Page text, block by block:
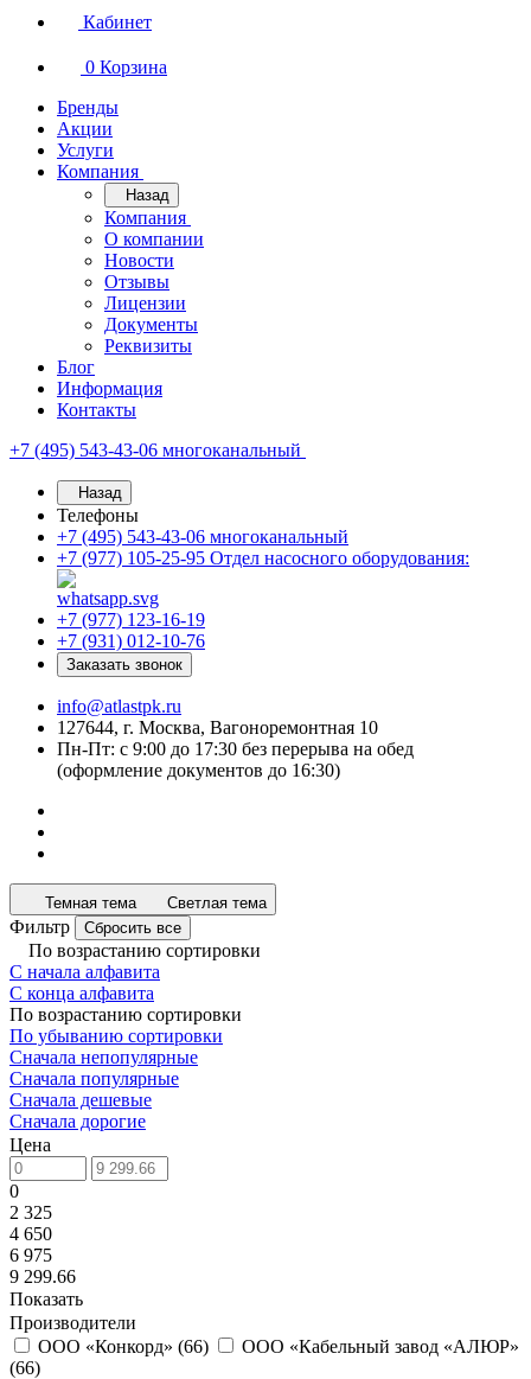
Кабинет
0 Корзина
Бренды
Акции
Услуги
Компания
Назад
Компания
О компании
Новости
Отзывы
Лицензии
Документы
Реквизиты
Блог
Информация
Контакты
+7 (495) 543-43-06 многоканальный
Назад
Телефоны
+7 (495) 543-43-06 многоканальный
+7 (977) 105-25-95 Отдел насосного оборудования:
+7 (977) 123-16-19
+7 (931) 012-10-76
Заказать звонок
info@atlastpk.ru
127644, г. Москва, Вагоноремонтная 10
Пн-Пт: с 9:00 до 17:30 без перерыва на обед
(оформление документов до 16:30)
Темная тема Светлая тема
Фильтр Сбросить все
По возрастанию сортировки
С начала алфавита
С конца алфавита
По возрастанию сортировки
По убыванию сортировки
Сначала непопулярные
Сначала популярные
Сначала дешевые
Сначала дорогие
Цена
0
2 325
4 650
6 975
9 299.66
Показать
Производители
ООО «Конкорд» (66)
ООО «Кабельный завод «АЛЮР»
(66)